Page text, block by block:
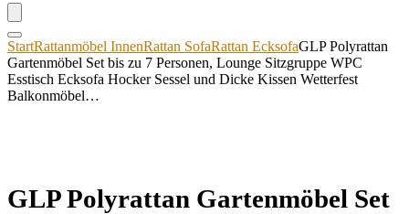
StartRattanmöbel InnenRattan SofaRattan EcksofaGLP Polyrattan
Gartenmöbel Set bis zu 7 Personen, Lounge Sitzgruppe WPC
Esstisch Ecksofa Hocker Sessel und Dicke Kissen Wetterfest
Balkonmöbel…
GLP Polyrattan Gartenmöbel Set